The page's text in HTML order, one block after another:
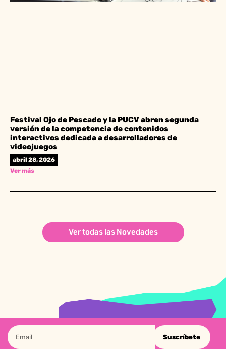
Festival Ojo de Pescado y la PUCV abren segunda
versión de la competencia de contenidos
interactivos dedicada a desarrolladores de
videojuegos
abril 28, 2026
Ver más
Ver todas las Novedades
Suscríbete